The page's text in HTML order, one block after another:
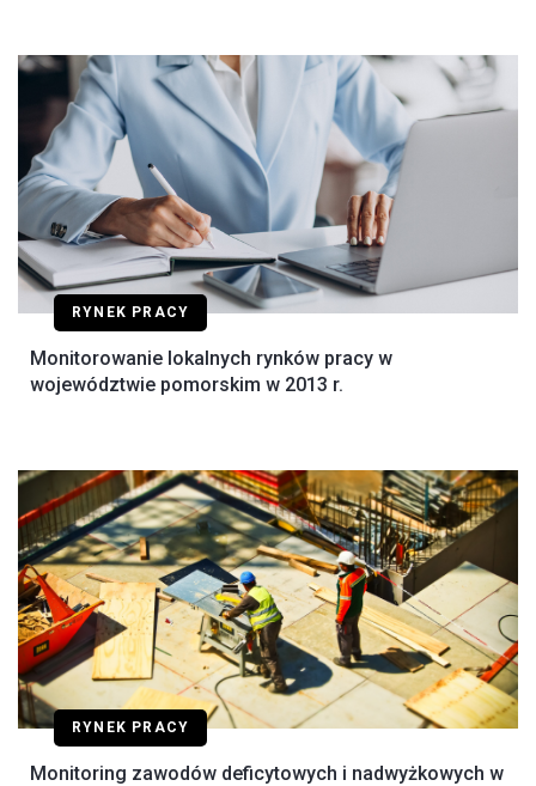
RYNEK PRACY
Monitorowanie lokalnych rynków pracy w
województwie pomorskim w 2013 r.
RYNEK PRACY
Monitoring zawodów deficytowych i nadwyżkowych w